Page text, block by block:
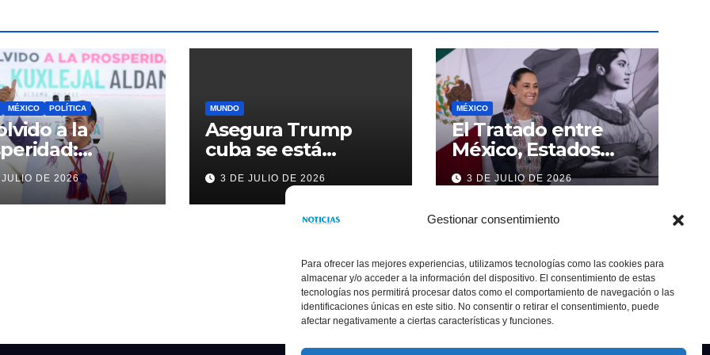
Gestionar consentimiento
Para ofrecer las mejores experiencias, utilizamos tecnologías como las cookies para
almacenar y/o acceder a la información del dispositivo. El consentimiento de estas
tecnologías nos permitirá procesar datos como el comportamiento de navegación o las
identificaciones únicas en este sitio. No consentir o retirar el consentimiento, puede
afectar negativamente a ciertas características y funciones.
MÉXICO POLÍTICA
a la
Ramírez
la
de
DE 2026
MUNDO
Asegura Trump
cuba se está
acercando a
nosotros
3 DE JULIO DE 2026
MÉXICO
El Tratado entre
México, Estados
Unidos y Canadá (T-
MEC) se mantiene
hasta el 2036:
Presidenta Claudia
3 DE JULIO DE 2026